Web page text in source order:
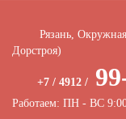
Рязань,
Дорстроя)
+7 / 4912 /
Работаем: ПН - ВС